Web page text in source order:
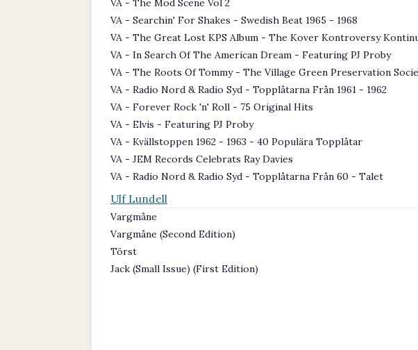
VA - The Mod Scene Vol 2
VA - Searchin' For Shakes - Swedish Beat 1965 - 1968
VA - The Great Lost KPS Album - The Kover Kontroversy
VA - In Search Of The American Dream - Featuring PJ Proby
VA - The Roots Of Tommy - The Village Green Preservation
VA - Radio Nord & Radio Syd - Topplåtarna Från 1961 - 1962
VA - Forever Rock 'n' Roll - 75 Original Hits
VA - Elvis - Featuring PJ Proby
VA - Kvällstoppen 1962 - 1963 - 40 Populära Topplåtar
VA - JEM Records Celebrats Ray Davies
VA - Radio Nord & Radio Syd - Topplåtarna Från 60 - Talet
Ulf Lundell
Vargmåne
Vargmåne (Second Edition)
Törst
Jack (Small Issue) (First Edition)